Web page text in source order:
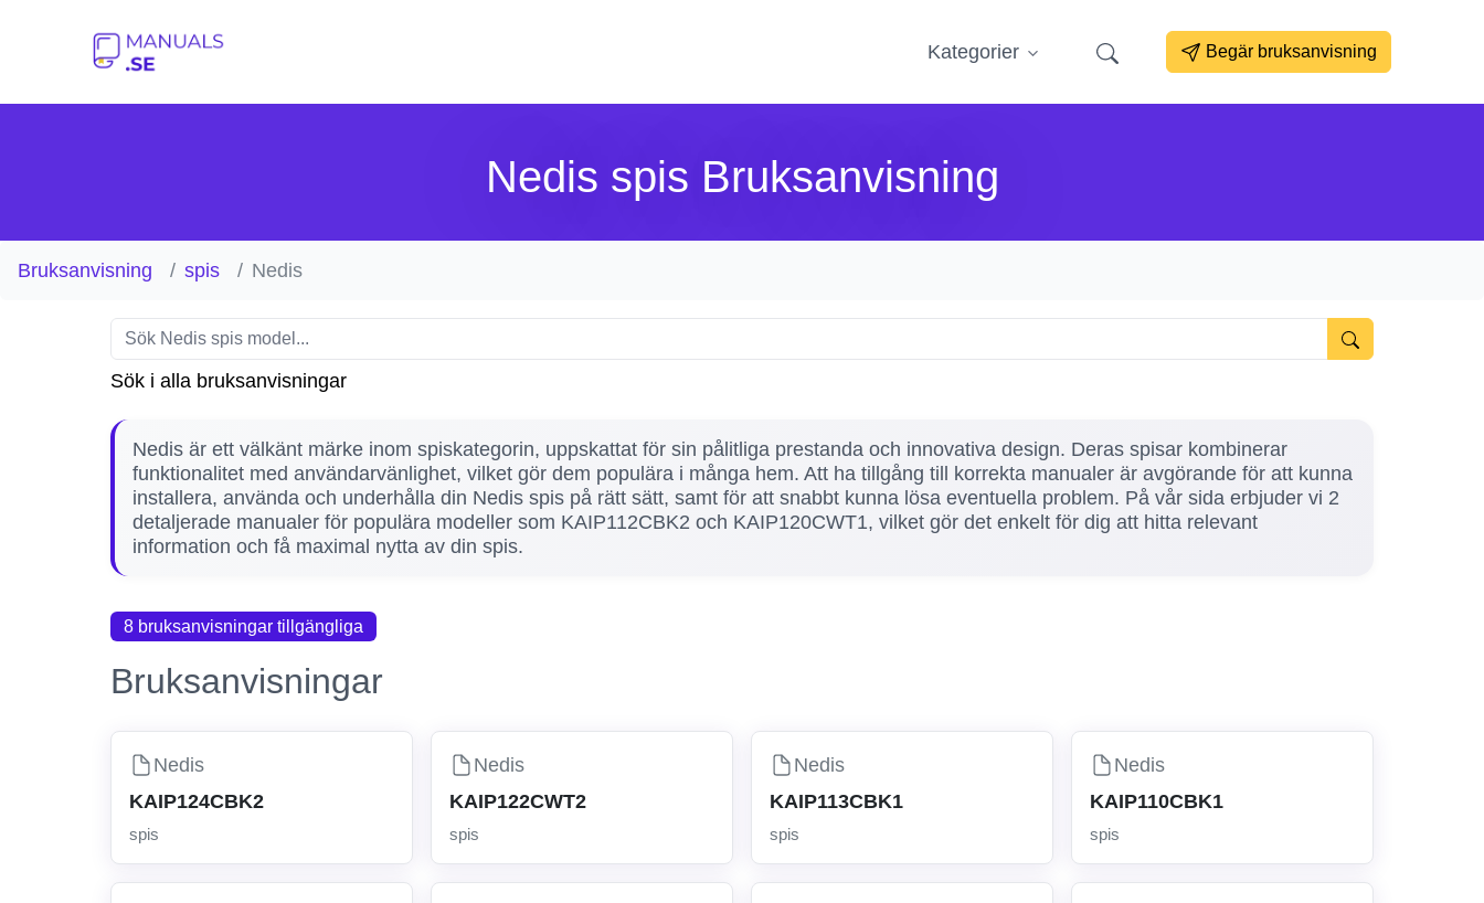
Kategorier Begär bruksanvisning
Nedis spis Bruksanvisning
Bruksanvisning spis Nedis
Sök i alla bruksanvisningar
Nedis är ett välkänt märke inom spiskategorin, uppskattat för sin pålitliga prestanda och innovativa design. Deras spisar kombinerar
funktionalitet med användarvänlighet, vilket gör dem populära i många hem. Att ha tillgång till korrekta manualer är avgörande för att kunna
installera, använda och underhålla din Nedis spis på rätt sätt, samt för att snabbt kunna lösa eventuella problem. På vår sida erbjuder vi 2
detaljerade manualer för populära modeller som KAIP112CBK2 och KAIP120CWT1, vilket gör det enkelt för dig att hitta relevant
information och få maximal nytta av din spis.
8 bruksanvisningar tillgängliga
Bruksanvisningar
Nedis
KAIP124CBK2
spis
Nedis
KAIP122CWT2
spis
Nedis
KAIP113CBK1
spis
Nedis
KAIP110CBK1
spis